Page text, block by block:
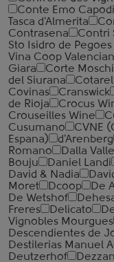
Conte Emo
Tasca d'Almerita
Contrasena
Contri
Sto Isidro de Pegoes
Vina Coop
Giara
Corte
del Siurana
Covinas
Cranswick
de Rioja
Crocus
Crouseilles Wine
Cusumano
CVNE
Espana)
d'Arenberg
Romano
Dalla
Bouju
Daniel Landi
David & Nadia
Moret
Dcoop De
De Wetshof
Freres
Delicato
Vignobles Mourgues
Descendientes de
Destilerias Manuel
Deutzerhof